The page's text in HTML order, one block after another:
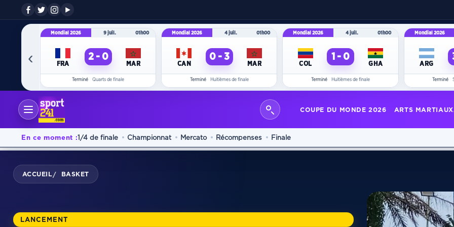
‹
Mondial 2026 9 juil. 01h00
FRA
2 - 0
MAR
Terminé Quarts de finale
Mondial 2026 4 juil. 01h00
CAN
0 - 3
MAR
Terminé Huitièmes de finale
Mondial 2026 4 juil. 01h00
COL
1 - 0
GHA
Terminé Huitièmes de finale
Mondial 2026
ARG
Terminé
COUPE DU MONDE 2026 ARTS MARTIAUX
En ce moment :1/4 de finale Championnat Mercato Récompenses Finale
ACCUEIL/ BASKET
LANCEMENT